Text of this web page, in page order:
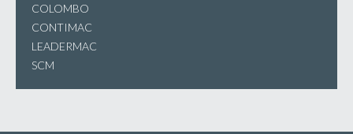
COLOMBO
CONTIMAC
LEADERMAC
SCM